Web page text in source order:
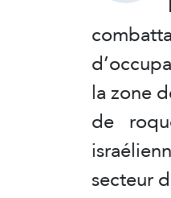
la zone
de
secteur